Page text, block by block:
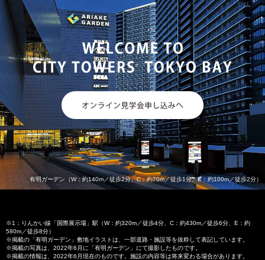
有明ガーデン （W：約140m／徒歩2分、C：約70m／徒歩1分、E：約100m／徒歩2分）
※1：りんかい線「国際展示場」駅（W：約320m／徒歩4分、C：約430m／徒歩6分、E：約
580m／徒歩8分）
※掲載の「有明ガーデン」敷地イラストは、一部道路・施設等を抜粋して表記しています。
※掲載の写真は、2022年6月に「有明ガーデン」にて撮影したものです。
※掲載の情報は、2022年6月現在のものです。施設の内容等は将来変わる場合があります。